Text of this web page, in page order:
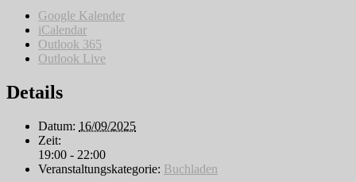
Google Kalender
iCalendar
Outlook 365
Outlook Live
Details
Datum: 16/09/2025
Zeit:
19:00 - 22:00
Veranstaltungskategorie: Buchladen